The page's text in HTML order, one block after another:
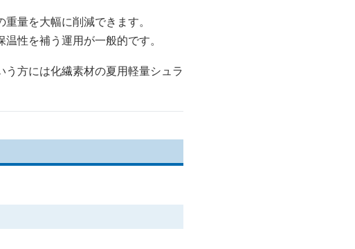
量を大幅に削減できます。
性を補う運用が一般的です。
方には化繊素材の夏用軽量シュラ